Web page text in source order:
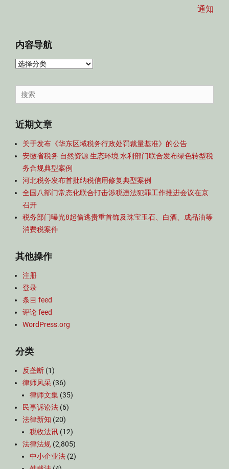
通知
内容导航
内
导
航
Search
for:
近期文章
关于发布《华东区域税务行政处罚裁量基准》的公告
安徽省税务 自然资源 生态环境 水利部门联合发布绿色转型税
务合规典型案例
河北税务发布首批纳税信用修复典型案例
全国八部门常态化联合打击涉税违法犯罪工作推进会议在京
召开
税务部门曝光8起偷逃贵重首饰及珠宝玉石、白酒、成品油等
消费税案件
其他操作
注册
登录
条目 feed
评论 feed
WordPress.org
分类
反垄断 (1)
律师风采 (36)
律师文集 (35)
民事诉讼法 (6)
法律新知 (20)
税收法讯 (12)
法律法规 (2,805)
中小企业法 (2)